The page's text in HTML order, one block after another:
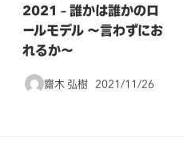
2021 – 誰かは誰かのロ
ールモデル 〜言わずにお
れるか〜
齋木 弘樹 投稿日
2021/11/26